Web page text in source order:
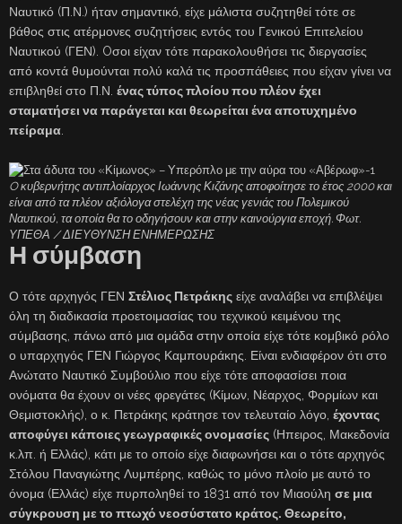
Ναυτικό (Π.Ν.) ήταν σημαντικό, είχε μάλιστα συζητηθεί τότε σε
βάθος στις ατέρμονες συζητήσεις εντός του Γενικού Επιτελείου
Ναυτικού (ΓΕΝ). Oσοι είχαν τότε παρακολουθήσει τις διεργασίες
από κοντά θυμούνται πολύ καλά τις προσπάθειες που είχαν γίνει να
επιβληθεί στο Π.Ν. ένας τύπος πλοίου που πλέον έχει
σταματήσει να παράγεται και θεωρείται ένα αποτυχημένο
πείραμα
O κυβερνήτης αντιπλοίαρχος Ιωάννης Κιζάνης αποφοίτησε το έτος 2000 και
είναι από τα πλέον αξιόλογα στελέχη της νέας γενιάς του Πολεμικού
Ναυτικού, τα οποία θα το οδηγήσουν και στην καινούργια εποχή. Φωτ.
ΥΠΕΘΑ / ΔΙΕΥΘΥΝΣΗ ΕΝΗΜΕΡΩΣΗΣ
Η σύμβαση
Ο τότε αρχηγός ΓΕΝ Στέλιος Πετράκης είχε αναλάβει να επιβλέψει
όλη τη διαδικασία προετοιμασίας του τεχνικού κειμένου της
σύμβασης, πάνω από μια ομάδα στην οποία είχε τότε κομβικό ρόλο
ο υπαρχηγός ΓΕΝ Γιώργος Καμπουράκης. Είναι ενδιαφέρον ότι στο
Ανώτατο Ναυτικό Συμβούλιο που είχε τότε αποφασίσει ποια
ονόματα θα έχουν οι νέες φρεγάτες (Κίμων, Νέαρχος, Φορμίων και
Θεμιστοκλής), ο κ. Πετράκης κράτησε τον τελευταίο λόγο, έχοντας
αποφύγει κάποιες γεωγραφικές ονομασίες (Ηπειρος, Μακεδονία
κ.λπ. ή Ελλάς), κάτι με το οποίο είχε διαφωνήσει και ο τότε αρχηγός
Στόλου Παναγιώτης Λυμπέρης, καθώς το μόνο πλοίο με αυτό το
όνομα (Ελλάς) είχε πυρποληθεί το 1831 από τον Μιαούλη σε μια
σύγκρουση με το πτωχό νεοσύστατο κράτος. Θεωρείτο,